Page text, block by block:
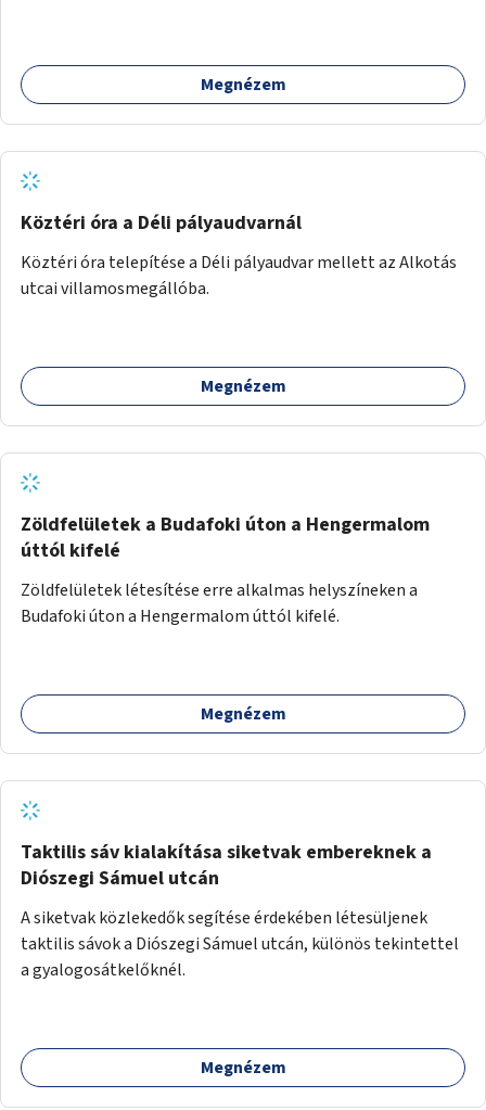
Megnézem
Köztéri óra a Déli pályaudvarnál
Köztéri óra telepítése a Déli pályaudvar mellett az Alkotás
utcai villamosmegállóba.
Megnézem
Zöldfelületek a Budafoki úton a Hengermalom
úttól kifelé
Zöldfelületek létesítése erre alkalmas helyszíneken a
Budafoki úton a Hengermalom úttól kifelé.
Megnézem
Taktilis sáv kialakítása siketvak embereknek a
Diószegi Sámuel utcán
A siketvak közlekedők segítése érdekében létesüljenek
taktilis sávok a Diószegi Sámuel utcán, különös tekintettel
a gyalogosátkelőknél.
Megnézem